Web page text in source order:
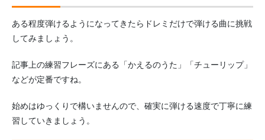
ある程度弾けるようになってきたらドレミだけで弾ける曲に挑戦
してみましょう。
記事上の練習フレーズにある「かえるのうた」「チューリップ」
などが定番ですね。
始めはゆっくりで構いませんので、確実に弾ける速度で丁寧に練
習していきましょう。